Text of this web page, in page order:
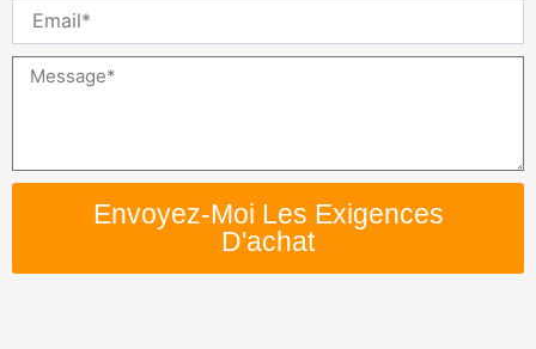
Message
Envoyez-Moi Les Exigences
D'achat